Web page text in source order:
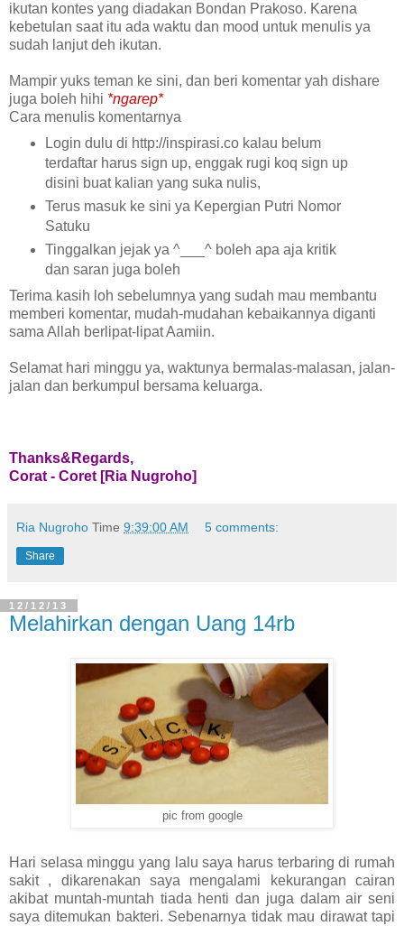
ikutan kontes yang diadakan Bondan Prakoso. Karena
kebetulan saat itu ada waktu dan mood untuk menulis ya
sudah lanjut deh ikutan.
Mampir yuks teman ke sini, dan beri komentar yah dishare
juga boleh hihi *ngarep*
Cara menulis komentarnya
Login dulu di http://inspirasi.co kalau belum
terdaftar harus sign up, enggak rugi koq sign up
disini buat kalian yang suka nulis,
Terus masuk ke sini ya Kepergian Putri Nomor
Satuku
Tinggalkan jejak ya ^___^ boleh apa aja kritik
dan saran juga boleh
Terima kasih loh sebelumnya yang sudah mau membantu
memberi komentar, mudah-mudahan kebaikannya diganti
sama Allah berlipat-lipat Aamiin.
Selamat hari minggu ya, waktunya bermalas-malasan, jalan-
jalan dan berkumpul bersama keluarga.
Thanks&Regards,
Corat - Coret [Ria Nugroho]
Ria Nugroho Time 9:39:00 AM 5 comments:
Share
12/12/13
Melahirkan dengan Uang 14rb
pic from google
Hari selasa minggu yang lalu saya harus terbaring di rumah
sakit , dikarenakan saya mengalami kekurangan cairan
akibat muntah-muntah tiada henti dan juga dalam air seni
saya ditemukan bakteri. Sebenarnya tidak mau dirawat tapi